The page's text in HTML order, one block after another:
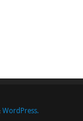
WordPress.